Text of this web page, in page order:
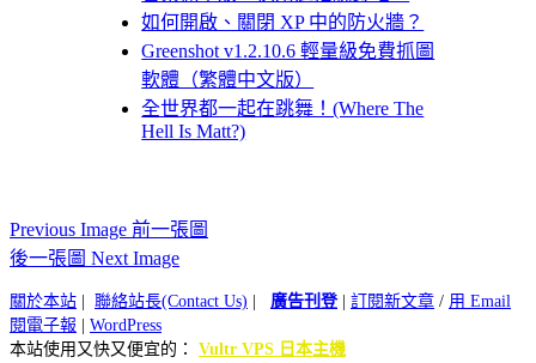
如何開啟、關閉 XP 中的防火牆？
Greenshot v1.2.10.6 輕量級免費抓圖
軟體（繁體中文版）
全世界都一起在跳舞！(Where The
Hell Is Matt?)
Previous Image 前一張圖
後一張圖 Next Image
關於本站 聯絡站長(Contact Us) 廣告刊登| 訂閱新文章 / 用 Email
閱電子報
WordPress
本站使用又快又便宜的： Vultr VPS 日本主機